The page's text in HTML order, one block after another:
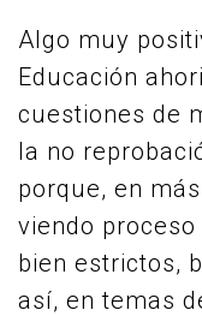
Algo muy
Educación
cuestiones de
la no
porque, en
viendo
bien estrictos,
así, en temas